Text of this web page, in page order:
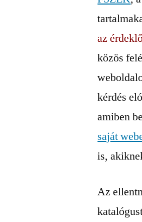
az
közös
kérdés
amiben
saját
is,
Az